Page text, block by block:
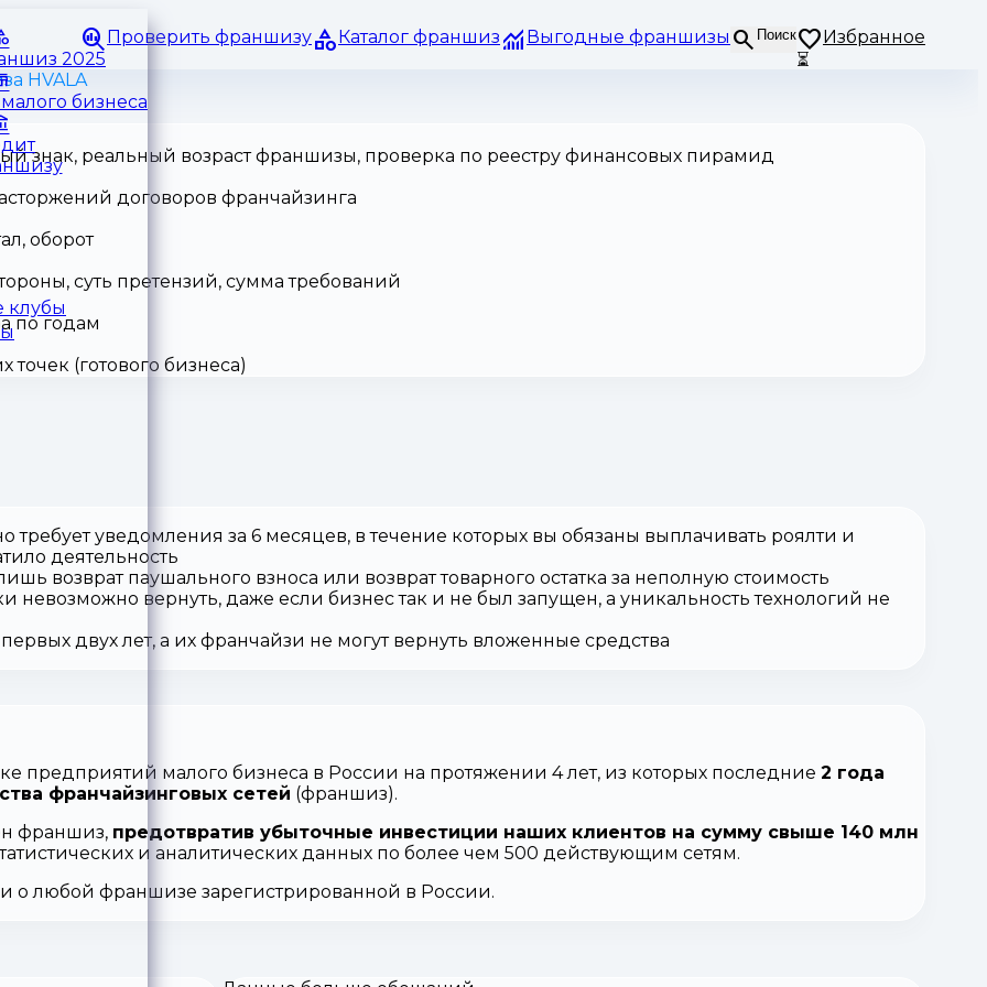
Проверить франшизу Каталог франшиз Выгодные франшизы Поиск
Избранное
⏳
2025
бизнеса
клубы
HVALA
знак, реальный возраст франшизы, проверка по реестру финансовых пирамид
договоров франчайзинга
оборот
суть претензий, сумма требований
по годам
(готового бизнеса)
требует уведомления за 6 месяцев, в течение которых вы обязаны выплачивать роялти и
деятельность
возврат паушального взноса или возврат товарного остатка за неполную стоимость
невозможно вернуть, даже если бизнес так и не был запущен, а уникальность технологий не
двух лет, а их франчайзи не могут вернуть вложенные средства
предприятий малого бизнеса в России на протяжении 4 лет, из которых последние 2 года
франчайзинговых сетей (франшиз).
франшиз, предотвратив убыточные инвестиции наших клиентов на сумму свыше 140 млн
и аналитических данных по более чем 500 действующим сетям.
о любой франшизе зарегистрированной в России.